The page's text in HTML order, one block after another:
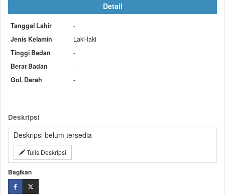
Detail
Tanggal Lahir
-
Jenis Kelamin
Laki-laki
Tinggi Badan
-
Berat Badan
-
Gol. Darah
-
Deskripsi
Deskripsi belum tersedia
Tulis Deskripsi
Bagikan